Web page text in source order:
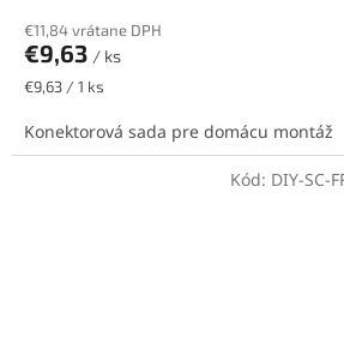
€11,84 vrátane DPH
€9,63 / ks
Jednotková
€9,63 / 1 ks
Konektorová sada pre domácu montáž
Kód: DIY-SC-